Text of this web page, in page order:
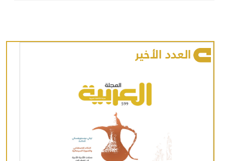
العدد الأخير